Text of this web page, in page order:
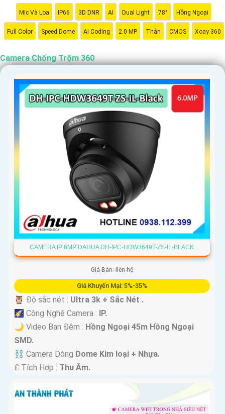
Mic Và Loa IP66 3D DNR AI Dual Light 78° Hồng Ngoại
Full Color Speed Dome AI Coding 2.0 MP Thân CMOS Xoay 360
Camera Chống Trộm 360
CAMERA IP 6MP DAHUA DH-IPC-HDW3649T-ZS-IL-BLACK
Giá Bán: liên hệ
Giá Khuyến Mại: 5%-35%
🦉 Độ sắc nét : Ultra 3k + Sắc Nét .
🌠 Công Nghệ Camera :
IP.
🌙 Video Ban Đêm : Hồng Ngoại 45m Hồng Ngoại
SMD.
⛓ Camera Dòng Dome Kim loại + Nhựa.
️₤ Tích Hợp : Thu Âm.